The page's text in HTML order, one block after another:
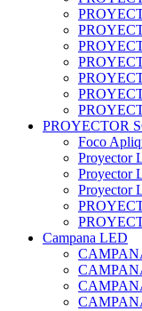
PROYECTOR
Foco
Proyector
Proyector
Proyector
Campana LED